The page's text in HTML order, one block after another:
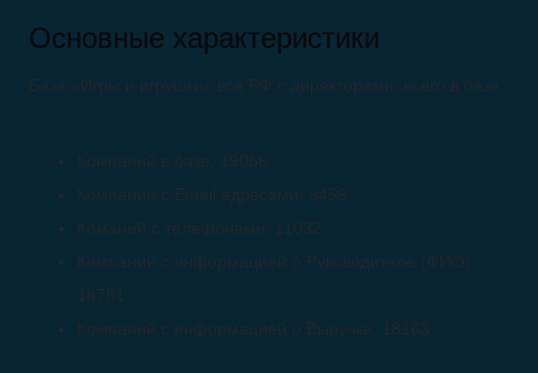
Основные характеристики
База «Игры и игрушки» вся РФ с директорами, всего в базе:
Компаний в базе:
19066
Компаний с Email адресами:
9459
Команий с телефонами: 11032
Компаний с информацией о Руководителе (ФИО):
18781
Компаний с информацией о Выручке: 18163